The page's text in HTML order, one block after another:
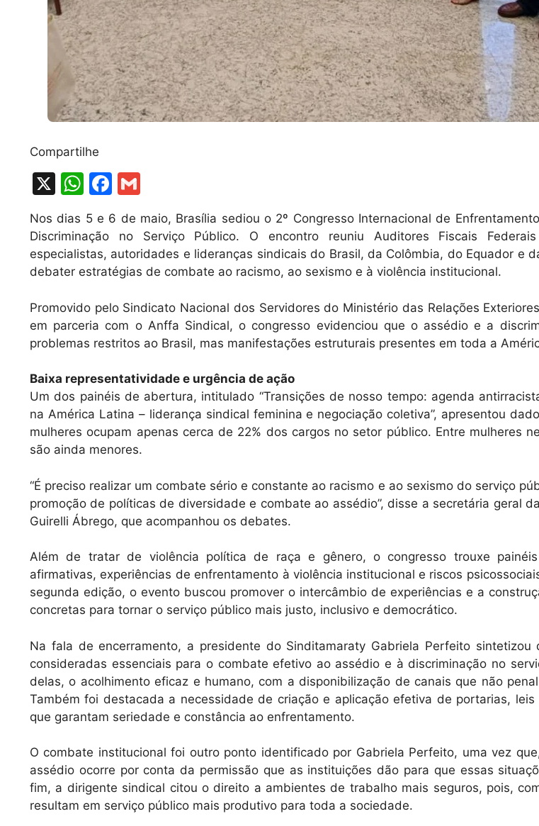
Compartilhe
X
W
h
at
s
A
p
F
a
c
e
b
o
o
k
m
ai
l
Nos dias 5 e 6 de maio, Brasília sediou o 2º Congresso Internacional de
Discriminação no Serviço Público. O encontro reuniu Auditores Fiscais Federais
especialistas, autoridades e lideranças sindicais do Brasil, da Colômbia, do Equador e
debater estratégias de combate ao racismo, ao sexismo e à violência institucional.
Promovido pelo Sindicato Nacional dos Servidores do Ministério das Relações
em parceria com o Anffa Sindical, o congresso evidenciou que o assédio e a
problemas restritos ao Brasil, mas manifestações estruturais presentes em toda a
Baixa representatividade e urgência de ação
Um dos painéis de abertura, intitulado “Transições de nosso tempo: agenda
na América Latina – liderança sindical feminina e negociação coletiva”, apresentou
mulheres ocupam apenas cerca de 22% dos cargos no setor público. Entre mulheres
são ainda menores.
“É preciso realizar um combate sério e constante ao racismo e ao sexismo do serviço
promoção de políticas de diversidade e combate ao assédio”, disse a secretária geral
Guirelli Ábrego, que acompanhou os debates.
Além de tratar de violência política de raça e gênero, o congresso trouxe
afirmativas, experiências de enfrentamento à violência institucional e riscos
segunda edição, o evento buscou promover o intercâmbio de experiências e a
concretas para tornar o serviço público mais justo, inclusivo e democrático.
Na fala de encerramento, a presidente do Sinditamaraty Gabriela Perfeito sintetizou
consideradas essenciais para o combate efetivo ao assédio e à discriminação no
delas, o acolhimento eficaz e humano, com a disponibilização de canais que não
Também foi destacada a necessidade de criação e aplicação efetiva de portarias, leis
que garantam seriedade e constância ao enfrentamento.
O combate institucional foi outro ponto identificado por Gabriela Perfeito, uma vez
assédio ocorre por conta da permissão que as instituições dão para que essas
fim, a dirigente sindical citou o direito a ambientes de trabalho mais seguros, pois,
resultam em serviço público mais produtivo para toda a sociedade.